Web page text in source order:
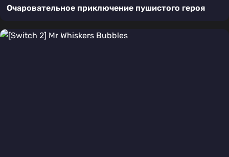
Очаровательное приключение пушистого героя